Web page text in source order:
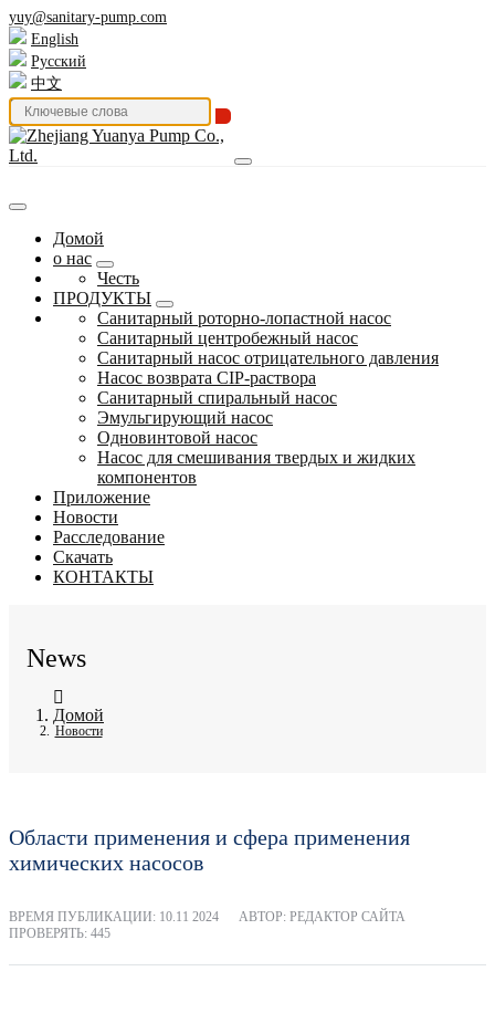
yuy@sanitary-pump.com
English
Русский
中文
Домой
о нас
Честь
ПРОДУКТЫ
Санитарный роторно-лопастной насос
Санитарный центробежный насос
Санитарный насос отрицательного давления
Насос возврата CIP-раствора
Санитарный спиральный насос
Эмульгирующий насос
Одновинтовой насос
Насос для смешивания твердых и жидких
компонентов
Приложение
Новости
Расследование
Скачать
КОНТАКТЫ
News
Домой
Новости
Области применения и сфера применения
химических насосов
ВРЕМЯ ПУБЛИКАЦИИ: 10.11 2024
АВТОР: РЕДАКТОР САЙТА
ПРОВЕРЯТЬ: 445